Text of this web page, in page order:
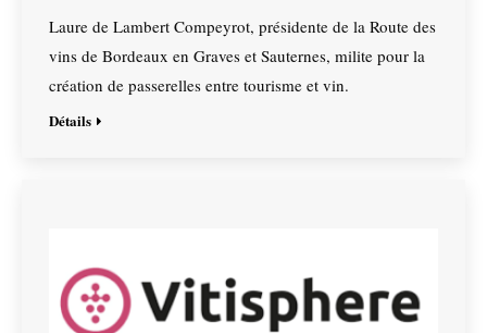
Laure de Lambert Compeyrot, présidente de la Route des
vins de Bordeaux en Graves et Sauternes, milite pour la
création de passerelles entre tourisme et vin.
Détails